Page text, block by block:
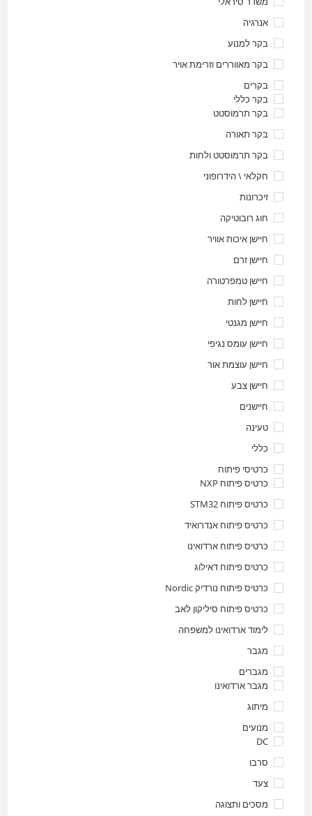
אנרגיה
בקר למנוע
בקר מאווררים וזרימת אויר
בקרים
בקר כללי
בקר תרמוסטט
בקר תאורה
בקר תרמוסטט ולחות
חקלאי \ הידרופוני
זיכרונות
חוג רובוטיקה
חיישן איכות אוויר
חיישן זרם
חיישן טמפרטורה
חיישן לחות
חיישן מגנטי
חיישן עומס נגיפי
חיישן עוצמת אור
חיישן צבע
חיישנים
טעינה
כללי
כרטיסי פיתוח
כרטיס פיתוח NXP
כרטיס פיתוח STM32
כרטיס פיתוח אנדרואיד
כרטיס פיתוח ארדואינו
כרטיס פיתוח דאילוג
כרטיס פיתוח נורדיק Nordic
כרטיס פיתוח סיליקון לאב
לימוד ארדואינו למשפחה
מגבר
מגברים
מגבר ארדואינו
מיתוג
מנועים
DC
סרבו
צעד
מסכים ותצוגה